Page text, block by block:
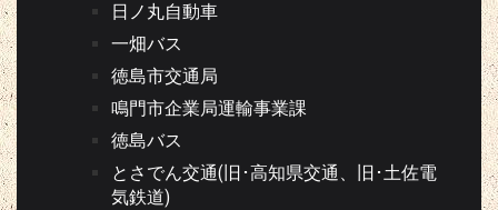
日ノ丸自動車
一畑バス
徳島市交通局
鳴門市企業局運輸事業課
徳島バス
とさでん交通(旧･高知県交通、旧･土佐電
気鉄道)